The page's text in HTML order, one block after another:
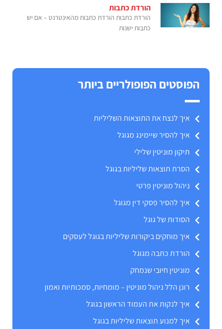
הורדת כתבות
הורדת כתבות הורדת כתבות מהאינטרנט – אם יש
כתבות ישנות
הפוסטים הפופולריים ביותר
איך לנצח את התוצאות השליליות
איך להסיר שיימינג מגוגל
תיקון מוניטין שלילי
הסרת תוצאות שליליות בגוגל
ניהול מוניטין פרטי
איך להסיר פסקי דין מגוגל
הסודות של גוגל
איך מוחקים ביקורות שליליות בגוגל לעסקים
הורדת כתבה מגוגל
מוניטין חיובי שנמחק
רונן הלל ניהול מוניטין – מומחיות, סמכותיות ואמון
איך לנקות את העמוד הראשון בגוגל
איך למנוע תוצאות שליליות בגוגל